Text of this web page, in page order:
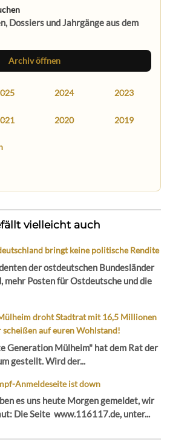
Dossiers und Jahrgänge aus dem
Archiv öffnen
2024 2023
2020 2019
vielleicht auch
bringt keine politische Rendite
der ostdeutschen Bundesländer
mehr Posten für Ostdeutsche und die
droht Stadtrat mit 16,5 Millionen
scheißen auf euren Wohlstand!
Generation Mülheim" hat dem Rat der
gestellt. Wird der...
Anmeldeseite ist down
es uns heute Morgen gemeldet, wir
Die Seite www.116117.de, unter...